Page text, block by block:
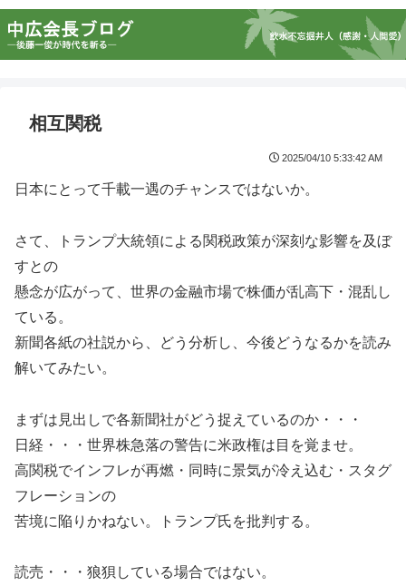
相互関税
2025/04/10 5:33:42 AM
日本にとって千載一遇のチャンスではないか。
さて、トランプ大統領による関税政策が深刻な影響を及ぼ
すとの
懸念が広がって、世界の金融市場で株価が乱高下・混乱し
ている。
新聞各紙の社説から、どう分析し、今後どうなるかを読み
解いてみたい。
まずは見出しで各新聞社がどう捉えているのか・・・
日経・・・世界株急落の警告に米政権は目を覚ませ。
高関税でインフレが再燃・同時に景気が冷え込む・スタグ
フレーションの
苦境に陥りかねない。トランプ氏を批判する。
読売・・・狼狽している場合ではない。